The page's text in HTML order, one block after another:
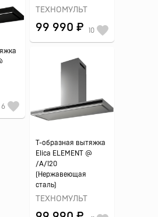
ТЕХНОМУЛЬТ
99 990 ₽ 10
6
Т-образная вытяжка
Elica ELEMENT @
/A/120
(Нержавеющая
сталь)
ТЕХНОМУЛЬТ